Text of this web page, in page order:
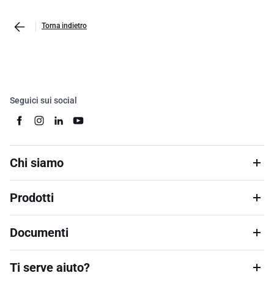
Torna indietro
Seguici sui social
Chi siamo
Prodotti
Documenti
Ti serve aiuto?